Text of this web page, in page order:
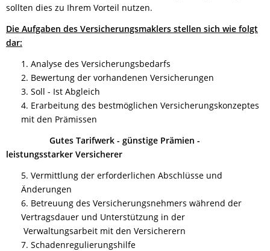
sollten dies zu Ihrem Vorteil nutzen.
Die Aufgaben des Versicherungsmaklers stellen sich wie folgt
dar:
1. Analyse des Versicherungsbedarfs
2. Bewertung der vorhandenen Versicherungen
3. Soll - Ist Abgleich
4. Erarbeitung des bestmöglichen Versicherungskonzeptes
mit den Prämissen
Gutes Tarifwerk - günstige Prämien -
leistungsstarker Versicherer
5. Vermittlung der erforderlichen Abschlüsse und
Änderungen
6. Betreuung des Versicherungsnehmers während der
Vertragsdauer und Unterstützung in der
Verwaltungsarbeit mit den Versicherern
7. Schadenregulierungshilfe